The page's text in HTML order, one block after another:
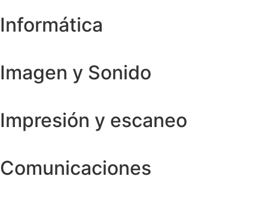
Informática
Imagen y Sonido
Impresión y escaneo
Comunicaciones